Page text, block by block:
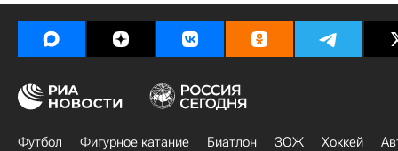
Футбол Фигурное катание Биатлон ЗОЖ Хоккей